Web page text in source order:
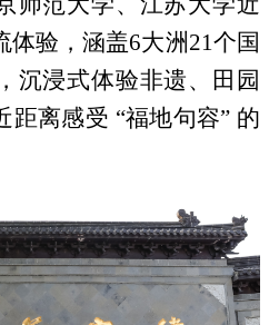
体验，涵盖6大洲21个国
沉浸式体验非遗、田园
距离感受 “福地句容” 的